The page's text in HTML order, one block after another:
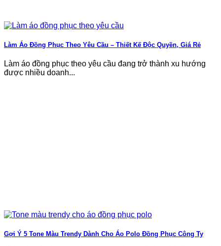
Làm Áo Đồng Phục Theo Yêu Cầu – Thiết Kế Độc Quyền, Giá Rẻ
Làm áo đồng phục theo yêu cầu đang trở thành xu hướng
được nhiều doanh...
Gợi Ý 5 Tone Màu Trendy Dành Cho Áo Polo Đồng Phục Công Ty